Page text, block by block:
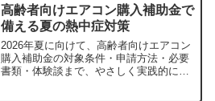
高齢者向けエアコン購入補助金で
備える夏の熱中症対策
2026年夏に向けて、高齢者向けエアコン
購入補助金の対象条件・申請方法・必要
書類・体験談まで、やさしく実践的に解